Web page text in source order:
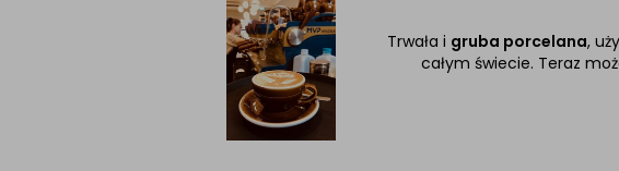
Trwała i gruba porcelana,
całym świecie. Teraz